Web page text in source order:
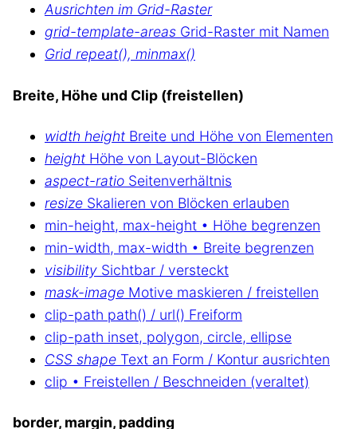
Ausrichten im Grid-Raster
grid-template-areas Grid-Raster mit Namen
Grid repeat(), minmax()
Breite, Höhe und Clip (freistellen)
width height Breite und Höhe von Elementen
height Höhe von Layout-Blöcken
aspect-ratio Seitenverhältnis
resize Skalieren von Blöcken erlauben
min-height, max-height • Höhe begrenzen
min-width, max-width • Breite begrenzen
visibility Sichtbar / versteckt
mask-image Motive maskieren / freistellen
clip-path path() / url() Freiform
clip-path inset, polygon, circle, ellipse
CSS shape Text an Form / Kontur ausrichten
clip • Freistellen / Beschneiden (veraltet)
border, margin, padding